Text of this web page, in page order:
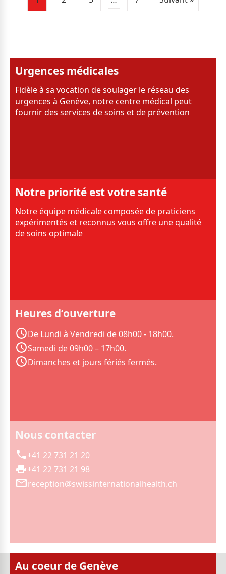
Urgences médicales
Fidèle à sa vocation de soulager le réseau des
urgences à Genève, notre centre médical peut
fournir des services de soins et de prévention
Notre priorité est votre santé
Notre équipe médicale composée de praticiens
expérimentés et reconnus vous offre une qualité
de soins optimale
Heures d’ouverture
De Lundi à Vendredi de 08h00 - 18h00.
Samedi de 09h00 – 17h00.
Dimanches et jours fériés fermés.
Nous contacter
+41 22 731 21 20
+41 22 731 21 98
reception@swissinternationalhealth.ch
Au coeur de Genève